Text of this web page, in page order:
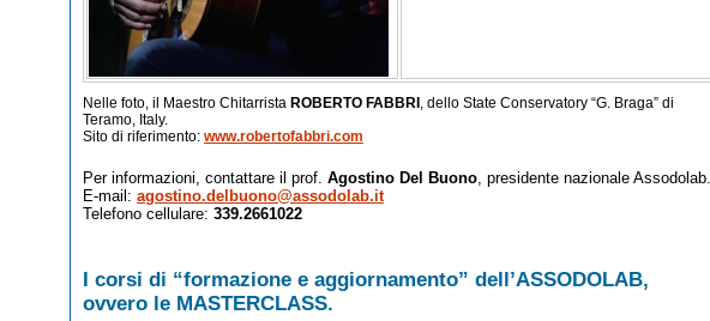
Nelle foto, il Maestro Chitarrista ROBERTO FABBRI , dello State Conservatory “G. Braga” di
Teramo, Italy.
Sito di riferimento: www.robertofabbri.com
Per informazioni, contattare il prof. Agostino Del Buono, presidente nazionale Assodolab.
E-mail: agostino.delbuono@assodolab.it
Telefono cellulare: 339.2661022
I corsi di “formazione e aggiornamento” dell’ASSODOLAB,
ovvero le MASTERCLASS.